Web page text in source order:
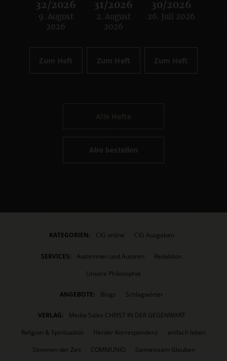
32/2026
:
9. August
2026
Zum Heft
31/2026
:
2. August
2026
Zum Heft
30/2026
:
26. Juli 2026
Zum Heft
Abo bestellen
KATEGORIEN: CIG online CIG Ausgaben
SERVICES: Autorinnen und Autoren
Redaktion
Unsere Philosophie
ANGEBOTE: Blogs Schlagwörter
VERLAG:
Media Sales CHRIST IN DER GEGENWART
Religion & Spiritualität
Herder Korrespondenz
einfach leben
Stimmen der Zeit
COMMUNIO
Gemeinsam Glauben